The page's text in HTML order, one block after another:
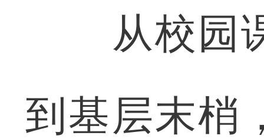
从校园课
到基层末梢